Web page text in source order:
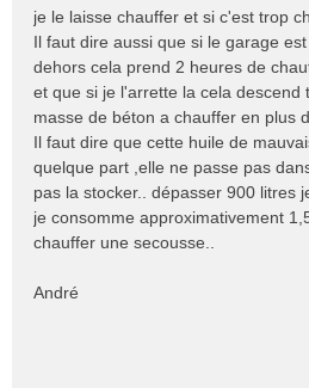
je le laisse chauffer et si c'est trop
Il faut dire aussi que si le garage
dehors cela prend 2 heures de
et que si je l'arrette la cela descend
masse de béton a chauffer en plus
Il faut dire que cette huile de
quelque part ,elle ne passe pas
pas la stocker.. dépasser 900 litres
je consomme approximativement
chauffer une secousse..
André